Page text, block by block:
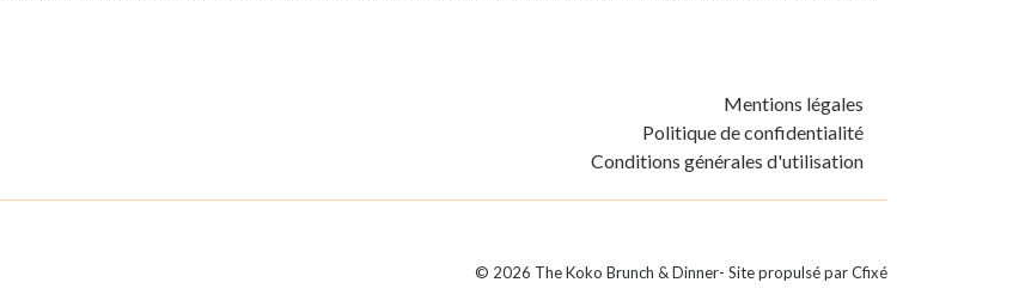
Mentions légales
Politique de confidentialité
Conditions générales d'utilisation
© 2026 The Koko Brunch & Dinner- Site propulsé parCfixé